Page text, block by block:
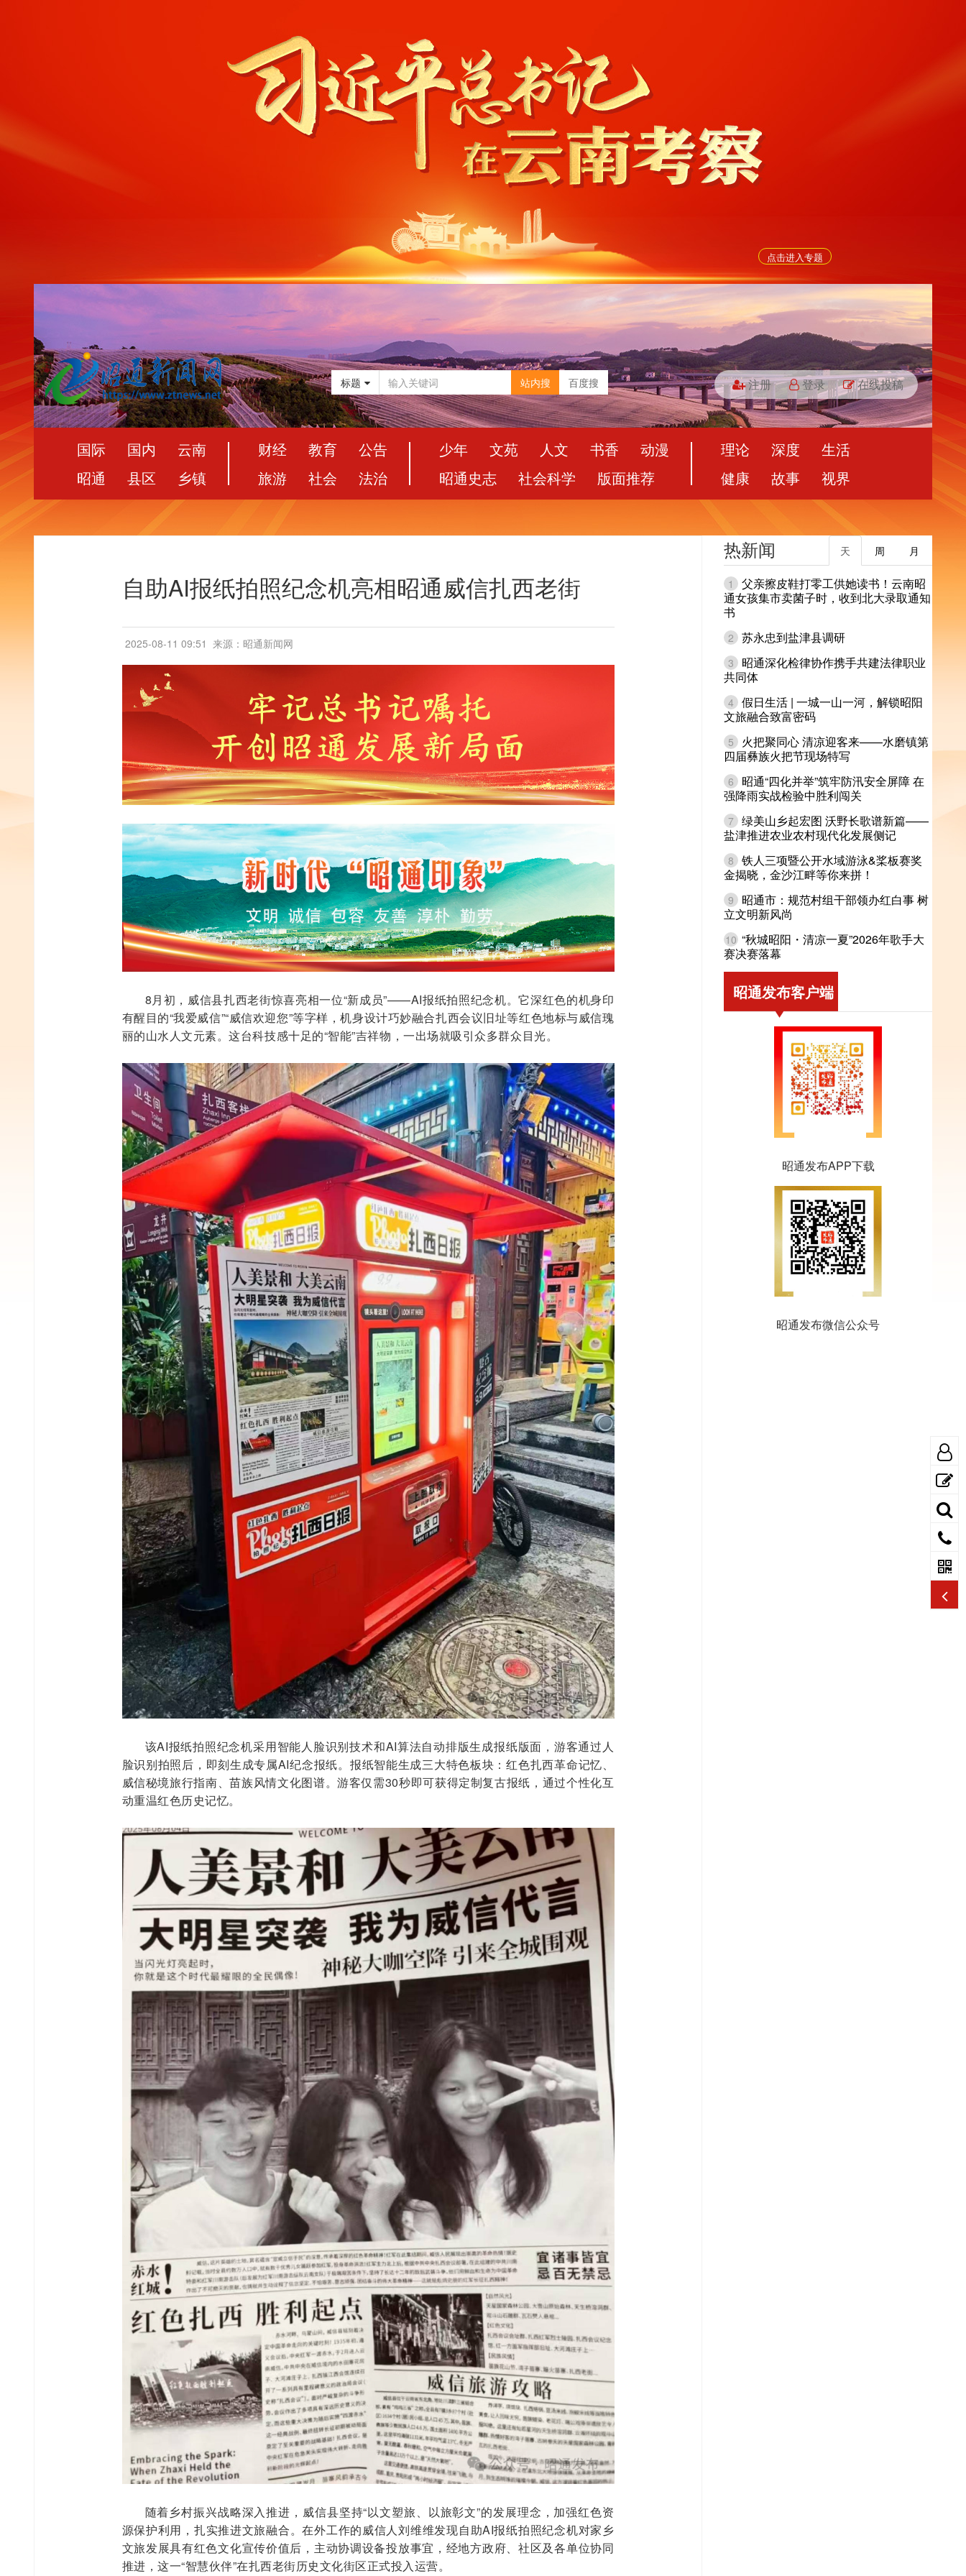
点击进入专题
标题 站内搜 百度搜 注册 登录 在线投稿
国际 国内
云南
昭通
县区 乡镇
财经 教育
公告
旅游
社会 法治
少年 文苑 人文 书香
动漫
昭通史志
社会科学 版面推荐
理论 深度
生活
健康
故事 视界
自助AI报纸拍照纪念机亮相昭通威信扎西老街
2025-08-11 09:51 来源：昭通新闻网
8月初，威信县扎西老街惊喜亮相一位“新成员”——AI报纸拍照纪念机。它深红色的机身印
有醒目的“我爱威信”“威信欢迎您”等字样，机身设计巧妙融合扎西会议旧址等红色地标与威信瑰
丽的山水人文元素。这台科技感十足的“智能”吉祥物，一出场就吸引众多群众目光。
该AI报纸拍照纪念机采用智能人脸识别技术和AI算法自动排版生成报纸版面，游客通过人
脸识别拍照后，即刻生成专属AI纪念报纸。报纸智能生成三大特色板块：红色扎西革命记忆、
威信秘境旅行指南、苗族风情文化图谱。游客仅需30秒即可获得定制复古报纸，通过个性化互
动重温红色历史记忆。
随着乡村振兴战略深入推进，威信县坚持“以文塑旅、以旅彰文”的发展理念，加强红色资
源保护利用，扎实推进文旅融合。在外工作的威信人刘维维发现自助AI报纸拍照纪念机对家乡
文旅发展具有红色文化宣传价值后，主动协调设备投放事宜，经地方政府、社区及各单位协同
推进，这一“智慧伙伴”在扎西老街历史文化街区正式投入运营。
热新闻 月
周
天
1
父亲擦皮鞋打零工供她读书！云南昭
通女孩集市卖菌子时，收到北大录取通知
书
2 苏永忠到盐津县调研
3
昭通深化检律协作携手共建法律职业
共同体
4 假日生活 | 一城一山一河，解锁昭阳
文旅融合致富密码
5
火把聚同心 清凉迎客来——水磨镇第
四届彝族火把节现场特写
6
昭通“四化并举”筑牢防汛安全屏障 在
强降雨实战检验中胜利闯关
7 绿美山乡起宏图 沃野长歌谱新篇——
盐津推进农业农村现代化发展侧记
8 铁人三项暨公开水域游泳&桨板赛奖
金揭晓，金沙江畔等你来拼！
9
昭通市：规范村组干部领办红白事 树
立文明新风尚
10 “秋城昭阳・清凉一夏”2026年歌手大
赛决赛落幕
昭通发布客户端
昭通发布APP下载
昭通发布微信公众号